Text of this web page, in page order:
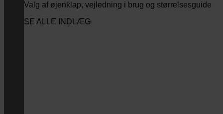
Valg af øjenklap, vejledning i brug og størrelsesguide
SE ALLE INDLÆG